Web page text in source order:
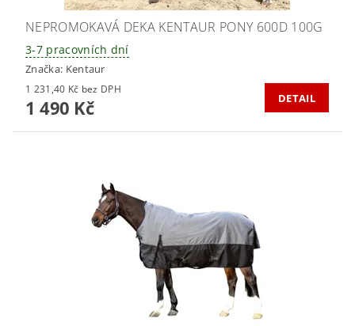
NEPROMOKAVÁ DEKA KENTAUR PONY 600D 100G
3-7 pracovních dní
Značka: Kentaur
1 231,40 Kč bez DPH
1 490 Kč DETAIL